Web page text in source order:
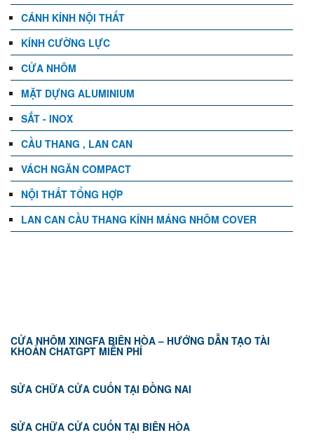
CÁNH KÍNH NỘI THẤT
KÍNH CƯỜNG LỰC
CỬA NHÔM
MẶT DỰNG ALUMINIUM
SẮT - INOX
CẦU THANG , LAN CAN
VÁCH NGĂN COMPACT
NỘI THẤT TỔNG HỢP
LAN CAN CẦU THANG KÍNH MÁNG NHÔM COVER
CỬA NHÔM XINGFA BIÊN HÒA – HƯỚNG DẪN TẠO TÀI
KHOẢN CHATGPT MIỄN PHÍ
SỬA CHỮA CỬA CUỐN TẠI ĐỒNG NAI
SỬA CHỮA CỬA CUỐN TẠI BIÊN HÒA